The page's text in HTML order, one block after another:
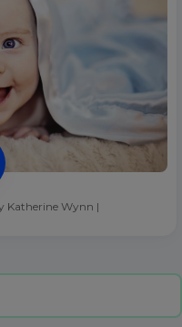
Katherine Wynn |